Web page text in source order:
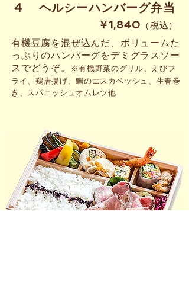
​￥1,840 （税込）
4 ヘルシーハンバーグ弁当
有機豆腐を混ぜ込んだ、ボリュームた
っぷりのハンバーグをデミグラスソー
スでどうぞ。
※有機野菜のグリル、えびフ
ライ、鶏唐揚げ、鯛のエスカベッシュ、生春巻
き、スパニッシュオムレツ他